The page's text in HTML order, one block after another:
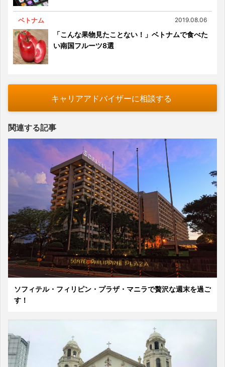
ベトナム 2019.08.06
「こんな果物見たことない！」ベトナムで食べた
い南国フルーツ8選
キャリアアドバイザーに相談する
関連する記事
ソフィテル・フィリピン・プラザ・マニラで贅沢な週末を過ご
す！